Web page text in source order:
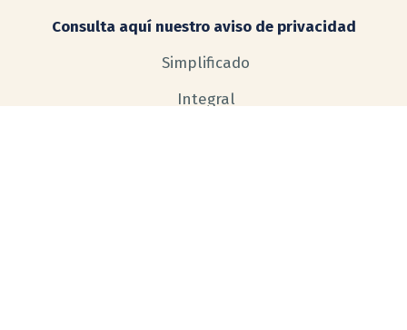
Consulta aquí nuestro aviso de privacidad
Simplificado
Integral